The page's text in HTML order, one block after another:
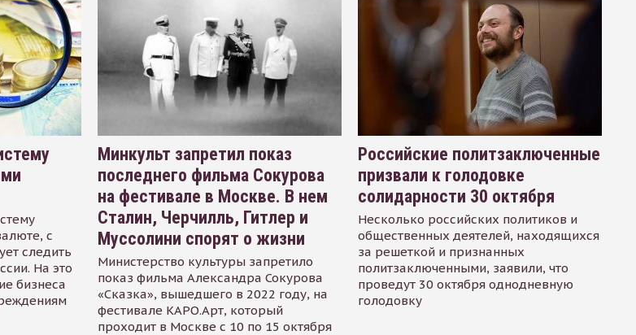
с
следить
На это
бизнеса
Минкульт запретил показ
последнего фильма Сокурова
на фестивале в Москве. В нем
Сталин, Черчилль, Гитлер и
Муссолини спорят о жизни
Министерство культуры запретило
показ фильма Александра Сокурова
«Сказка», вышедшего в 2022 году, на
фестивале КАРО.Арт, который
проходит в Москве с 10 по 15 октября
Российские политзаключенные
призвали к голодовке
солидарности 30 октября
Несколько российских политиков и
общественных деятелей, находящихся
за решеткой и признанных
политзаключенными, заявили, что
проведут 30 октября однодневную
голодовку